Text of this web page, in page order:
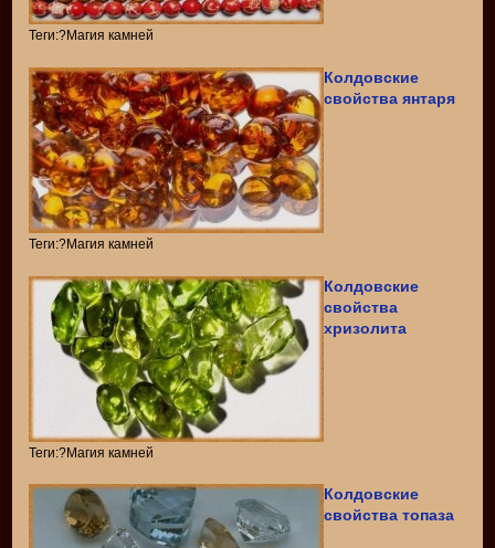
Теги:?Магия камней
Колдовские
свойства янтаря
Теги:?Магия камней
Колдовские
свойства
хризолита
Теги:?Магия камней
Колдовские
свойства топаза